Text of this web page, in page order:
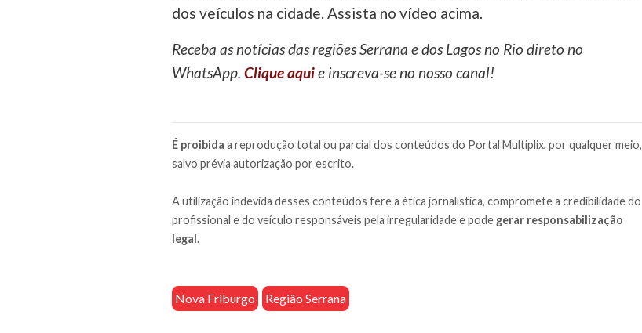
dos veículos na cidade. Assista no vídeo acima.
Receba as notícias das regiões Serrana e dos Lagos no Rio direto no
WhatsApp. Clique aquie inscreva-se no nosso canal!
É proibida a reprodução total ou parcial dos conteúdos do Portal Multiplix, por qualquer meio,
salvo prévia autorização por escrito.
A utilização indevida desses conteúdos fere a ética jornalística, compromete a credibilidade do
profissional e do veículo responsáveis pela irregularidade e pode gerar responsabilização
legal.
Nova Friburgo Região Serrana